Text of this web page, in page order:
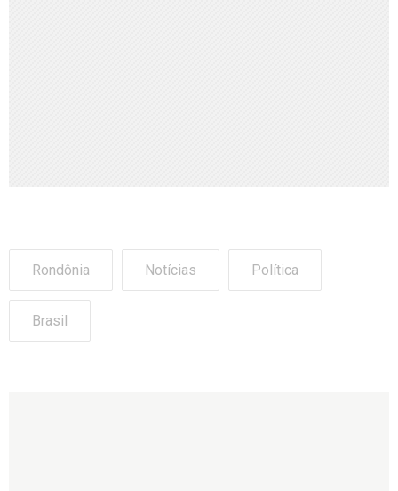
Rondônia Notícias Política
Brasil